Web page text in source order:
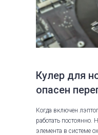
Кулер для
опасен
Когда включен
работать постоянно.
элемента в системе